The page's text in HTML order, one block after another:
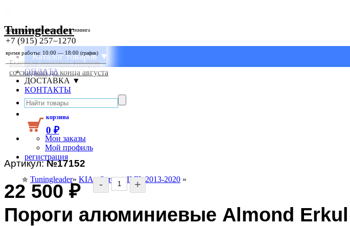
Tuningleader
аксессуары и автозапчасти для тюнинга
+7 (915) 257–1270
время работы: 10:00 — 18:00 (график)
Быстрая доставка товаров
со скидкой до конца августа
Каталог товаров ▼
ОПЛАТА
ДОСТАВКА ▼
КОНТАКТЫ
корзина
0 ₽
Мои заказы
Мой профиль
регистрация
✮ Tuningleader» KIA»Sorento II FL 2013-2020 »
Пороги алюминиевые Almond Erkul
Артикул:№17152
22 500 ₽ - +